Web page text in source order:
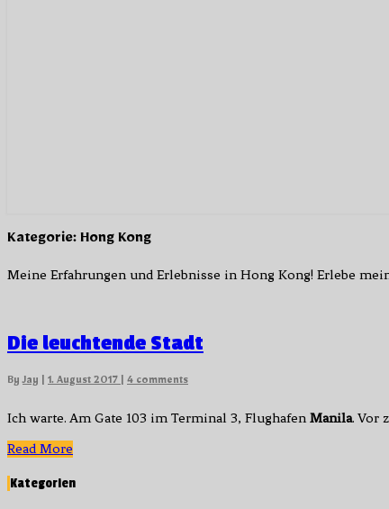
Kategorie: Hong Kong
Meine Erfahrungen und Erlebnisse in Hong Kong! Erlebe
Die
leuchtende
Die leuchtende Stadt
ByJay 1. August 2017 Comments
4 comments
Ich warte. Am Gate 103 im Terminal 3, FlughafenManila. Vor
Read More
Kategorien